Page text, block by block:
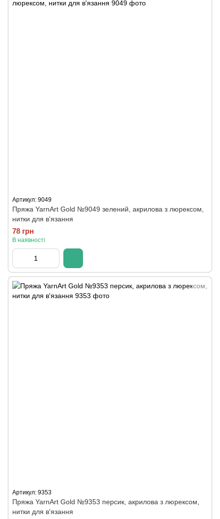
Артикул: 9049
Пряжа YarnArt Gold №9049 зелений, акрилова з люрексом,
нитки для в'язання
78 грн
В наявності
Артикул: 9353
Пряжа YarnArt Gold №9353 персик, акрилова з люрексом,
нитки для в'язання